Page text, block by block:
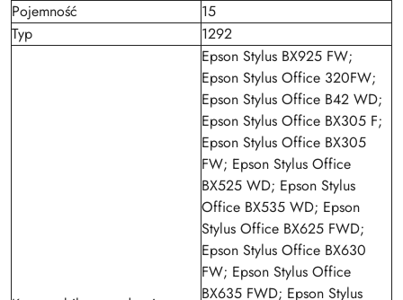
Pojemność
15
Typ
1292
Epson Stylus BX925 FW;
Epson Stylus Office 320FW;
Epson Stylus Office B42 WD;
Epson Stylus Office BX305 F;
Epson Stylus Office BX305
FW; Epson Stylus Office
BX525 WD; Epson Stylus
Office BX535 WD; Epson
Stylus Office BX625 FWD;
Epson Stylus Office BX630
FW; Epson Stylus Office
BX635 FWD; Epson Stylus